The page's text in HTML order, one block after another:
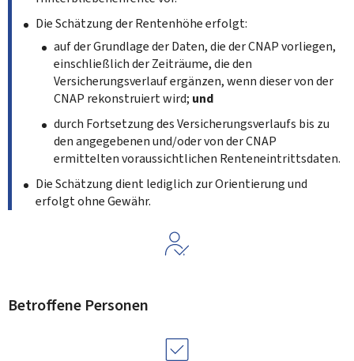
Die Schätzung der Rentenhöhe erfolgt:
auf der Grundlage der Daten, die der CNAP vorliegen,
einschließlich der Zeiträume, die den
Versicherungsverlauf ergänzen, wenn dieser von der
CNAP rekonstruiert wird; und
durch Fortsetzung des Versicherungsverlaufs bis zu
den angegebenen und/oder von der CNAP
ermittelten voraussichtlichen Renteneintrittsdaten.
Die Schätzung dient lediglich zur Orientierung und
erfolgt ohne Gewähr.
Betroffene Personen